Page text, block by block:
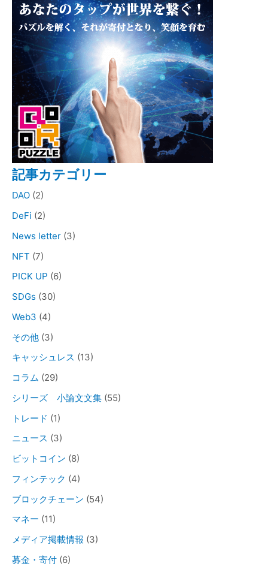
記事カテゴリー
DAO (2)
DeFi (2)
News letter (3)
NFT (7)
PICK UP (6)
SDGs (30)
Web3 (4)
その他 (3)
キャッシュレス (13)
コラム (29)
シリーズ 小論文文集 (55)
トレード (1)
ニュース (3)
ビットコイン (8)
フィンテック (4)
ブロックチェーン (54)
マネー (11)
メディア掲載情報 (3)
募金・寄付 (6)